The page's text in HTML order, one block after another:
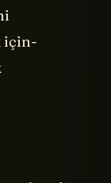
az önce